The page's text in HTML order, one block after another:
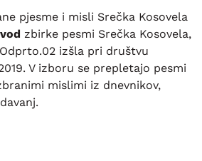
pjesme i misli Srečka Kosovela
zbirke pesmi Srečka Kosovela,
izšla pri društvu
V izboru se prepletajo pesmi
mislimi iz dnevnikov,